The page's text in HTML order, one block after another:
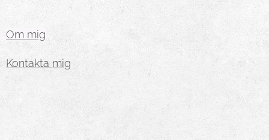
Om mig
Kontakta mig